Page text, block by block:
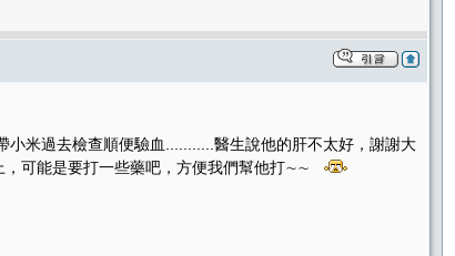
米過去檢查順便驗血...........醫生說他的肝不太好，謝謝大
，可能是要打一些藥吧，方便我們幫他打∼∼